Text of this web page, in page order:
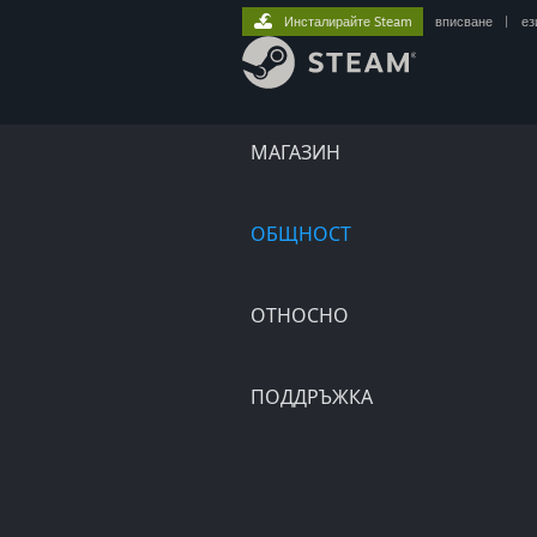
МАГАЗИН
ОБЩНОСТ
ОТНОСНО
ПОДДРЪЖКА
Инсталирайте Steam вписване